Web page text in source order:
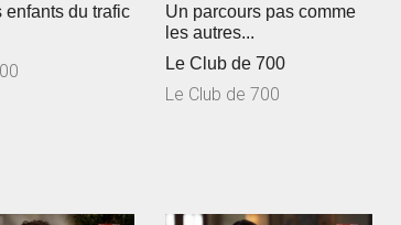
du trafic
Un parcours pas comme
les autres...
Le Club de 700
Le Club de 700